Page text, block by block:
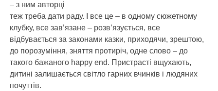
– з ним авторці
теж треба дати раду. І все це – в одному сюжетному
клубку, все зав’язане – розв’язується, все
відбувається за законами казки, приходячи, зрештою,
до порозуміння, зняття протиріч, одне слово – до
такого бажаного happy end. Пристрасті вщухають,
дитині залишається світло гарних вчинків і людяних
почуттів.